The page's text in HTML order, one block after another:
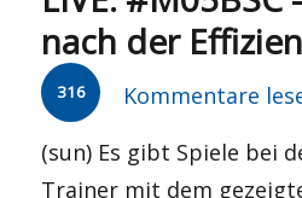
nach der
316
Kommentare
(sun) Es gibt Spiele bei
Trainer mit dem